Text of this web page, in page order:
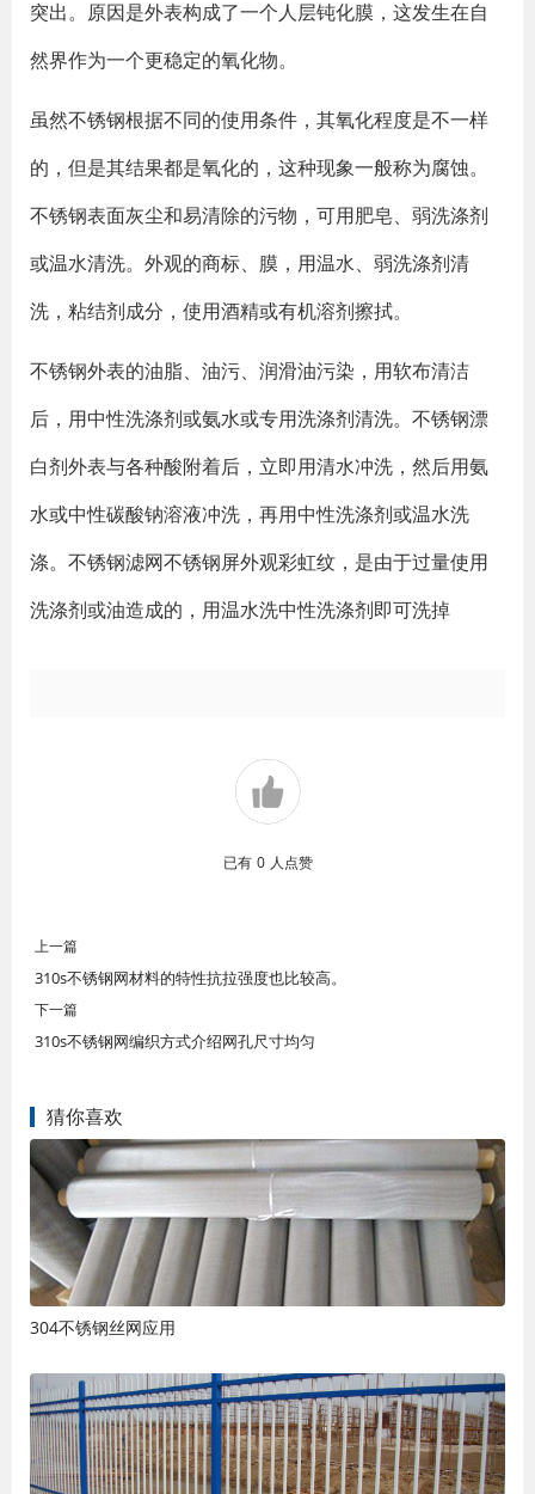
突出。原因是外表构成了一个人层钝化膜，这发生在自
然界作为一个更稳定的氧化物。
虽然不锈钢根据不同的使用条件，其氧化程度是不一样
的，但是其结果都是氧化的，这种现象一般称为腐蚀。
不锈钢表面灰尘和易清除的污物，可用肥皂、弱洗涤剂
或温水清洗。外观的商标、膜，用温水、弱洗涤剂清
洗，粘结剂成分，使用酒精或有机溶剂擦拭。
不锈钢外表的油脂、油污、润滑油污染，用软布清洁
后，用中性洗涤剂或氨水或专用洗涤剂清洗。不锈钢漂
白剂外表与各种酸附着后，立即用清水冲洗，然后用氨
水或中性碳酸钠溶液冲洗，再用中性洗涤剂或温水洗
涤。不锈钢滤网不锈钢屏外观彩虹纹，是由于过量使用
洗涤剂或油造成的，用温水洗中性洗涤剂即可洗掉
已有 0 人点赞
上一篇
310s不锈钢网材料的特性抗拉强度也比较高。
下一篇
310s不锈钢网编织方式介绍网孔尺寸均匀
猜你喜欢
304不锈钢丝网应用